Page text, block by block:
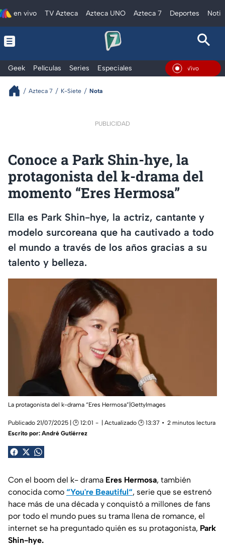
en vivo TV Azteca Azteca UNO Azteca 7 Deportes
Geek Películas Series Especiales En Vivo
Azteca 7 K-Siete Nota
PUBLICIDAD
Conoce a Park Shin-hye, la
protagonista del k-drama del
momento “Eres Hermosa”
Ella es Park Shin-hye, la actriz, cantante y
modelo surcoreana que ha cautivado a todo
el mundo a través de los años gracias a su
talento y belleza.
La protagonista del k-drama “Eres Hermosa”|GettyImages
Publicado 21/07/2025 | 🕑 12:01 | Actualizado 🕑 13:37
2 minutos lectura
Escrito por: André Gutiérrez
Con el boom del k- drama Eres Hermosa, también
conocida como “You're Beautiful“, serie que se estrenó
hace más de una década y conquistó a millones de fans
por todo el mundo pues su trama llena de romance, el
internet se ha preguntado quién es su protagonista, Park
Shin-hye.